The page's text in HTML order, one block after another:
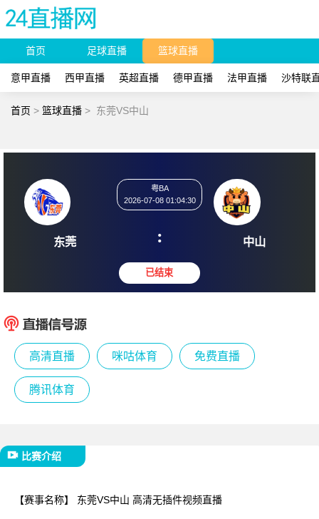
首页 足球直播 篮球直播
意甲直播 西甲直播 英超直播 德甲直播 法甲直播 沙特联
首页 > 篮球直播 > 东莞VS中山
东莞
2026-07-08 01:04:30
: 中
高清直播 咪咕体育 免费直播
腾讯体育
比赛介绍
【赛事名称】 东莞VS中山 高清无插件视频直播